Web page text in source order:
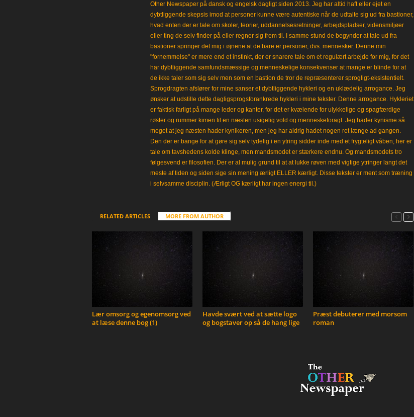
Other Newspaper på dansk og engelsk dagligt siden 2013. Jeg har altid haft eller ejet en
dybtliggende skepsis imod at personer kunne være autentiske når de udtalte sig ud fra bastioner,
hvad enten der er tale om skoler, teorier, uddannelsesretninger, arbejdspladser, vidensmiljøer
eller ting de selv finder på eller regner sig frem til. I samme stund de begynder at tale ud fra
bastioner springer det mig i øjnene at de bare er personer, dvs. mennesker. Denne min
"fornemmelse" er mere end et instinkt, der er snarere tale om et regulært arbejde for mig, for det
har dybtliggende samfundsmæssige og menneskelige konsekvenser at mange er blinde for at
de ikke taler som sig selv men som en bastion de tror de repræsenterer sprogligt-eksistentielt.
Sprogdragten afslører for mine sanser et dybtliggende hykleri og en uklædelig arrogance. Jeg
ønsker at udstille dette dagligsprogsforankrede hykleri i mine tekster. Denne arrogance. Hykleriet
er faktisk farligt på mange leder og kanter, for det er kvælende for ulykkelige og spagfærdige
røster og rummer kimen til en næsten usigelig vold og menneskeforagt. Jeg hader kynisme så
meget at jeg næsten hader kynikeren, men jeg har aldrig hadet nogen ret længe ad gangen.
Den der er bange for at gøre sig selv tydelig i en ytring sidder inde med et frygteligt våben, her er
tale om tavshedens kolde klinge, men mandsmodet er stærkere endnu. Og mandsmodets tro
følgesvend er filosofien. Der er al mulig grund til at at lukke røven med vigtige ytringer langt det
meste af tiden og siden sige sin mening ærligt ELLER kærligt. Disse tekster er ment som træning
i selvsamme disciplin. (Ærligt OG kærligt har ingen energi til.)
RELATED ARTICLES MORE FROM AUTHOR
Lær omsorg og egenomsorg ved
at læse denne bog (1)
Havde svært ved at sætte logo
og bogstaver op så de hang lige
Præst debuterer med morsom
roman